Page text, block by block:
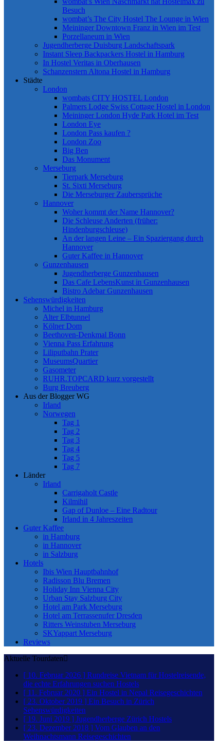
Besuch
wombat’s The City Hostel The Lounge in Wien
Meininger Downtown Franz in Wien im Test
Porzellaneum in Wien
Jugendherberge Duisburg Landschaftspark
Instant Sleep Backpackers Hostel in Hamburg
In Hostel Veritas in Oberhausen
Schanzenstern Altona Hostel in Hamburg
Städte
London
wombats CITY HOSTEL London
Palmers Lodge Swiss Cottage Hostel in London
Meininger London Hyde Park Hotel im Test
London Eye
London Pass kaufen ?
London Zoo
Big Ben
Das Monument
Merseburg
Tierpark Merseburg
St. Sixti Merseburg
Die Merseburger Zaubersprüche
Hannover
Woher kommt der Name Hannover?
Die Schleuse Anderten (früher:
Hindenburgschleuse)
An der langen Leine – Ein Spaziergang durch
Hannover
Guter Kaffee in Hannover
Gunzenhausen
Jugendherberge Gunzenhausen
Das Cafe LebensKunst in Gunzenhausen
Bistro Adebar Gunzenhausen
Sehenswürdigkeiten
Michel in Hamburg
Alter Elbtunnel
Kölner Dom
Beethoven-Denkmal Bonn
Vienna Pass Erfahrung
Liliputbahn Prater
MuseumsQuartier
Gasometer
RUHR.TOPCARD kurz vorgestellt
Burg Breuberg
Aus der Blogger WG
Irland
Norwegen
Tag 1
Tag 2
Tag 3
Tag 4
Tag 5
Tag 7
Länder
Irland
Carrigaholt Castle
Kilmihil
Gap of Dunloe – Eine Radtour
Irland in 4 Jahreszeiten
Guter Kaffee
in Hamburg
in Hannover
in Salzburg
Hotels
Ibis Wien Hauptbahnhof
Radisson Blu Bremen
Holiday Inn Vienna City
Urban Stay Salzburg City
Hotel am Park Merseburg
Hotel am Terrassenufer Dresden
Ritters Weinstuben Merseburg
SKYappart Merseburg
Reviews
Aktuelle Tourdaten
[ 10. Februar 2026 ] Rundreise Vietnam für Hostelreisende,
die echte Erfahrungen suchen Hostels
[ 11. Februar 2020 ] Ein Hostel in Nepal Reisegeschichten
[ 23. Oktober 2019 ] Ein Besuch in Zürich
Sehenswürdigkeiten
[ 19. Juni 2019 ] Jugendherberge Zürich Hostels
[ 23. Dezember 2018 ] Vom Glauben an den
Weihnachtsmann Reisegeschichten